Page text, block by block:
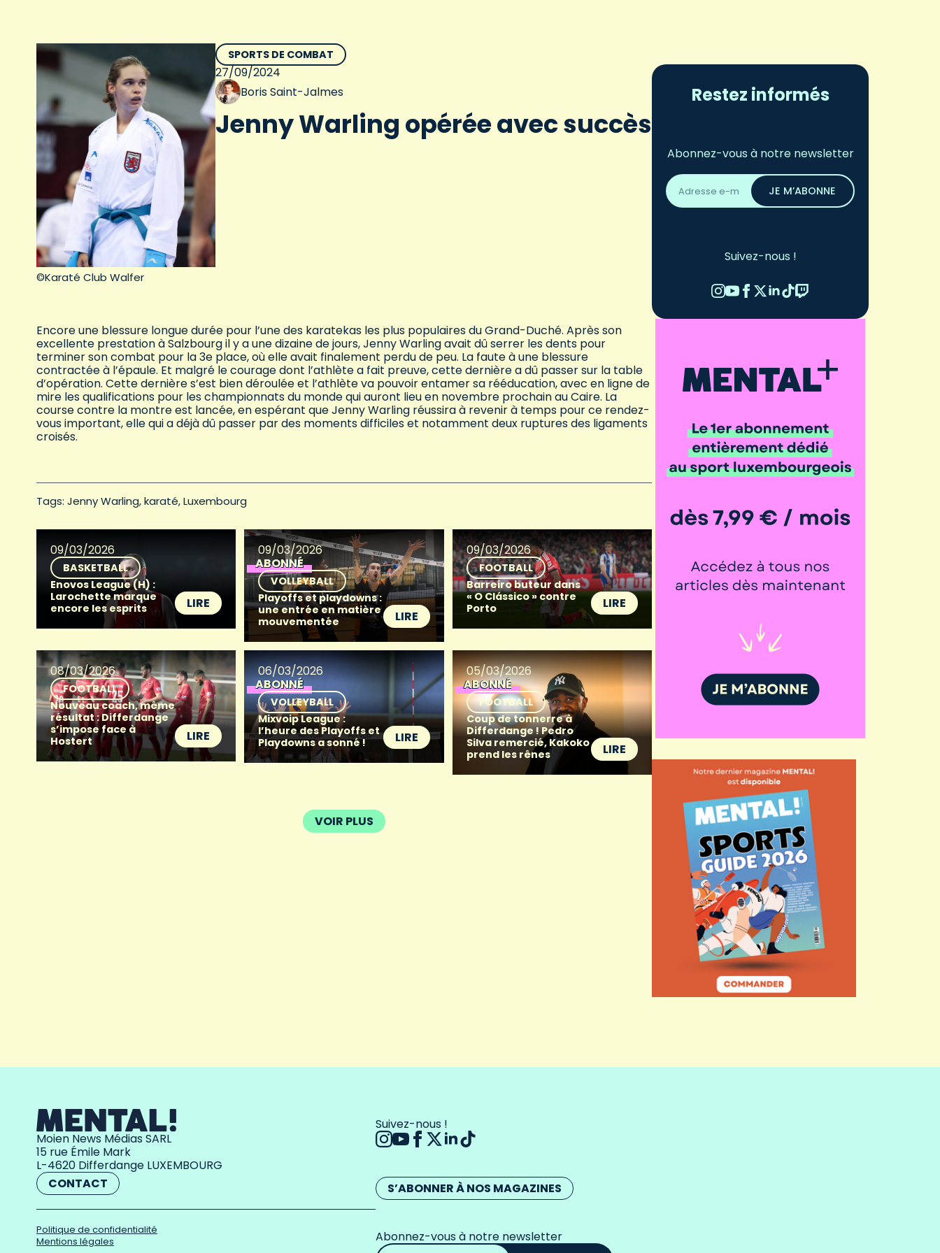
©Karaté Club Walfer
SPORTS DE COMBAT
27/09/2024
Boris Saint-Jalmes
Jenny Warling opérée avec succès
Encore une blessure longue durée pour l’une des karatekas les plus populaires du Grand-Duché. Après son
excellente prestation à Salzbourg il y a une dizaine de jours, Jenny Warling avait dû serrer les dents pour
terminer son combat pour la 3e place, où elle avait finalement perdu de peu. La faute à une blessure
contractée à l’épaule. Et malgré le courage dont l’athlète a fait preuve, cette dernière a dû passer sur la table
d’opération. Cette dernière s’est bien déroulée et l’athlète va pouvoir entamer sa rééducation, avec en ligne de
mire les qualifications pour les championnats du monde qui auront lieu en novembre prochain au Caire. La
course contre la montre est lancée, en espérant que Jenny Warling réussira à revenir à temps pour ce rendez-
vous important, elle qui a déjà dû passer par des moments difficiles et notamment deux ruptures des ligaments
croisés.
Tags: Jenny Warling karaté Luxembourg
09/03/2026
BASKETBALL
Enovos League (H) :
Larochette marque
encore les esprits
LIRE
09/03/2026
ABONNÉ
VOLLEYBALL
Playoffs et playdowns :
une entrée en matière
mouvementée
LIRE
09/03/2026
FOOTBALL
Barreiro buteur dans
« O Clássico » contre
Porto
LIRE
08/03/2026
FOOTBALL
Nouveau coach, même
résultat : Differdange
s’impose face à
Hostert
LIRE
06/03/2026
ABONNÉ
VOLLEYBALL
Mixvoip League :
l’heure des Playoffs et
Playdowns a sonné !
LIRE
05/03/2026
ABONNÉ
FOOTBALL
Coup de tonnerre à
Differdange ! Pedro
Silva remercié, Kakoko
prend les rênes
LIRE
VOIR PLUS
Restez informés
Abonnez-vous à notre newsletter
Adresse
email
*
JE M’ABONNE
Suivez-nous !
Moien News Médias SARL
15 rue Émile Mark
L-4620 Differdange LUXEMBOURG
CONTACT
Politique de confidentialité
Mentions légales
Suivez-nous !
S’ABONNER À NOS MAGAZINES
Abonnez-vous à notre newsletter
Adresse